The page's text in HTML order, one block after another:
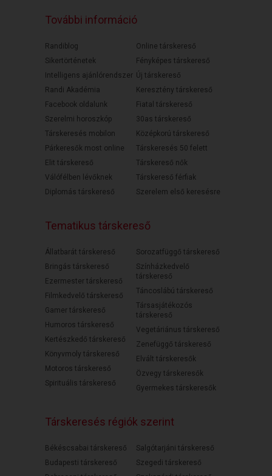
További információ
Randiblog
Sikertörténetek
Intelligens ajánlórendszer
Randi Akadémia
Facebook oldalunk
Szerelmi horoszkóp
Társkeresés mobilon
Párkeresők most online
Elit társkereső
Válófélben lévőknek
Diplomás társkereső
Online társkereső
Fényképes társkereső
Új társkereső
Keresztény társkereső
Fiatal társkereső
30as társkereső
Középkorú társkereső
Társkeresés 50 felett
Társkereső nők
Társkereső férfiak
Szerelem első keresésre
Tematikus társkereső
Állatbarát társkereső
Bringás társkereső
Ezermester társkereső
Filmkedvelő társkereső
Gamer társkereső
Humoros társkereső
Kertészkedő társkereső
Könyvmoly társkereső
Motoros társkereső
Spirituális társkereső
Sorozatfüggő társkereső
Színházkedvelő
társkereső
Táncoslábú társkereső
Társasjátékozós
társkereső
Vegetáriánus társkereső
Zenefüggő társkereső
Elvált társkeresők
Özvegy társkeresők
Gyermekes társkeresők
Társkeresés régiók szerint
Békéscsabai társkereső
Budapesti társkereső
Salgótarjáni társkereső
Szegedi társkereső